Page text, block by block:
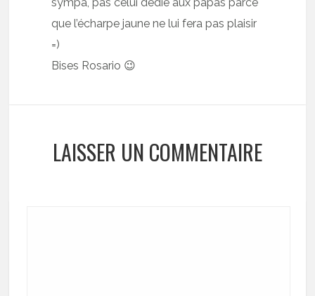
que l’écharpe jaune ne lui fera pas plaisir
=)
Bises Rosario 😉
LAISSER UN COMMENTAIRE